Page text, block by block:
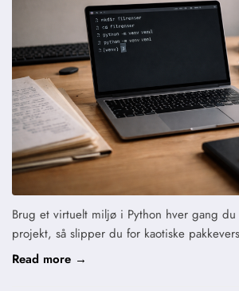
Brug et virtuelt miljø i Python hver gang
projekt, så slipper du for kaotiske
Read more →